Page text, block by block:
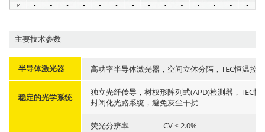
主要技术参数
半导体激光器 高功率半导体激光器，空间立体分隔，TEC恒温控
稳定的光学系统
独立光纤传导，树杈形阵列式(APD)检测器，TEC
封闭化光路系统，避免灰尘干扰
荧光分辨率 CV < 2.0%